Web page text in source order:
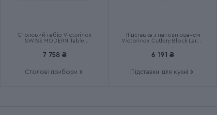
Столовий набір Victorinox
SWISS MODERN Table
7 758 ₴
Столові прибори
Підставка з наповнювачем
Victorinox Cutlery Block Large
6 191 ₴
Підставки для кухні